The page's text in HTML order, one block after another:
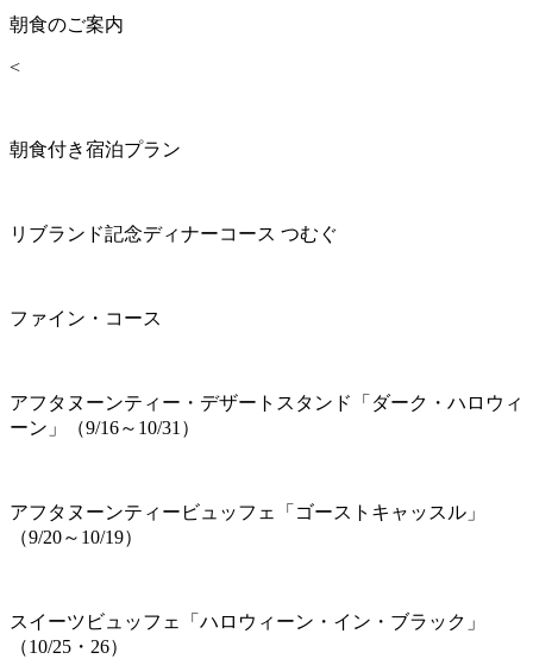
朝食のご案内
<
朝食付き宿泊プラン
リブランド記念ディナーコース つむぐ
ファイン・コース
アフタヌーンティー・デザートスタンド「ダーク・ハロウィ
ーン」（9/16～10/31）
アフタヌーンティービュッフェ「ゴーストキャッスル」
（9/20～10/19）
スイーツビュッフェ「ハロウィーン・イン・ブラック」
（10/25・26）